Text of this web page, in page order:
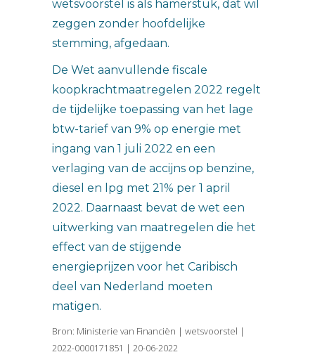
wetsvoorstel is als hamerstuk, dat wil
zeggen zonder hoofdelijke
stemming, afgedaan.
De Wet aanvullende fiscale
koopkrachtmaatregelen 2022 regelt
de tijdelijke toepassing van het lage
btw-tarief van 9% op energie met
ingang van 1 juli 2022 en een
verlaging van de accijns op benzine,
diesel en lpg met 21% per 1 april
2022. Daarnaast bevat de wet een
uitwerking van maatregelen die het
effect van de stijgende
energieprijzen voor het Caribisch
deel van Nederland moeten
matigen.
Bron: Ministerie van Financiën | wetsvoorstel |
2022-0000171851 | 20-06-2022